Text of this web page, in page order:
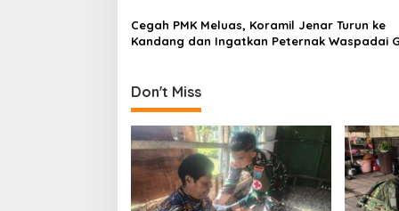
o
Cegah PMK Meluas, Koramil Jenar Turun ke
Kandang dan Ingatkan Peternak Waspadai
Don't Miss